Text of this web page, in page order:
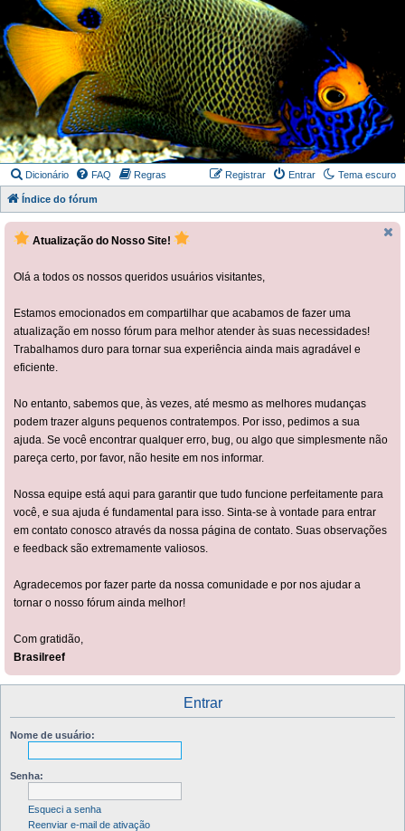
Tema escuro
Dicionário FAQ Regras Entrar
Registrar
Índice do fórum
Atualização do Nosso Site!
Olá a todos os nossos queridos usuários visitantes,
Estamos emocionados em compartilhar que acabamos de fazer uma
atualização em nosso fórum para melhor atender às suas necessidades!
Trabalhamos duro para tornar sua experiência ainda mais agradável e
eficiente.
No entanto, sabemos que, às vezes, até mesmo as melhores mudanças
podem trazer alguns pequenos contratempos. Por isso, pedimos a sua
ajuda. Se você encontrar qualquer erro, bug, ou algo que simplesmente não
pareça certo, por favor, não hesite em nos informar.
Nossa equipe está aqui para garantir que tudo funcione perfeitamente para
você, e sua ajuda é fundamental para isso. Sinta-se à vontade para entrar
em contato conosco através da nossa página de contato. Suas observações
e feedback são extremamente valiosos.
Agradecemos por fazer parte da nossa comunidade e por nos ajudar a
tornar o nosso fórum ainda melhor!
Com gratidão,
Brasilreef
Entrar
Nome de usuário:
Senha:
Esqueci a senha
Reenviar e-mail de ativação